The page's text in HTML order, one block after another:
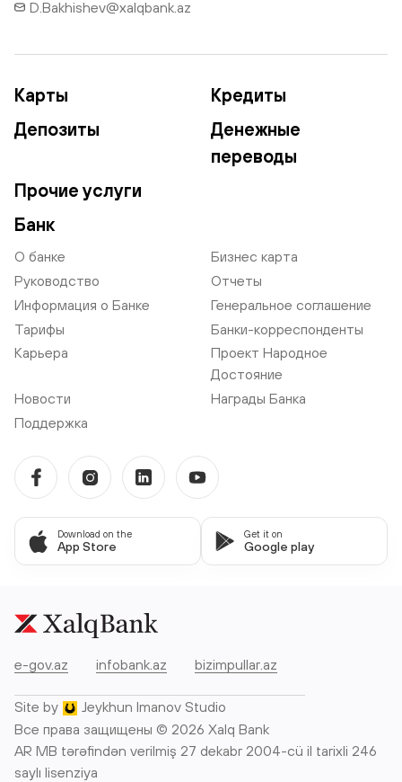
D.Bakhishev@xalqbank.az
Карты
Кредиты
Депозиты
Денежные
переводы
Прочие услуги
Банк
О банке
Бизнес карта
Руководство
Отчеты
Информация о Банке
Генеральное соглашение
Тарифы
Банки-корреспонденты
Карьера
Проект Народное
Достояние
Новости
Награды Банка
Поддержка
Download on the
App Store
Get it on
Google play
e-gov.az infobank.az bizimpullar.az
Site by
Jeykhun Imanov Studio
Все права защищены © 2026 Xalq Bank
AR MB tərəfindən verilmiş 27 dekabr 2004-cü il tarixli 246
saylı lisenziya